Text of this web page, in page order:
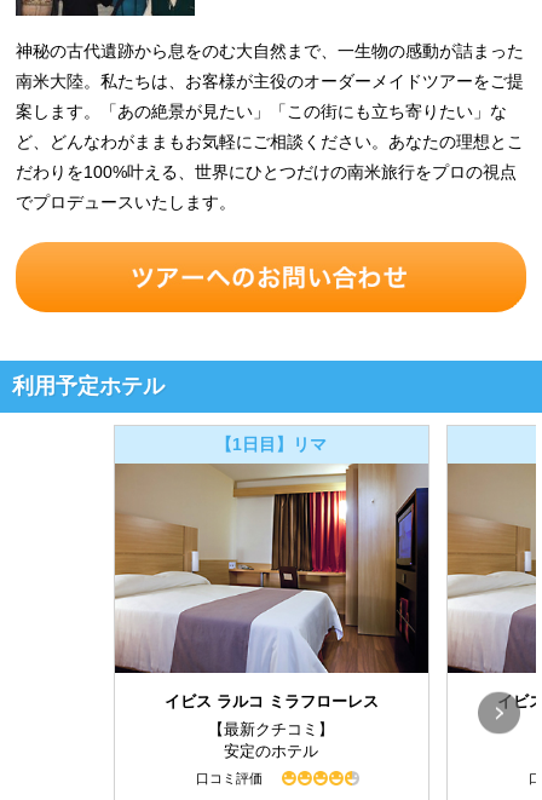
神秘の古代遺跡から息をのむ大自然まで、一生物の感動が詰まった
南米大陸。私たちは、お客様が主役のオーダーメイドツアーをご提
案します。「あの絶景が見たい」「この街にも立ち寄りたい」な
ど、どんなわがままもお気軽にご相談ください。あなたの理想とこ
だわりを100%叶える、世界にひとつだけの南米旅行をプロの視点
でプロデュースいたします。
利用予定ホテル
【1日目】リマ
イビス ラルコ ミラフローレス
【最新クチコミ】
安定のホテル
口コミ評価
イビ